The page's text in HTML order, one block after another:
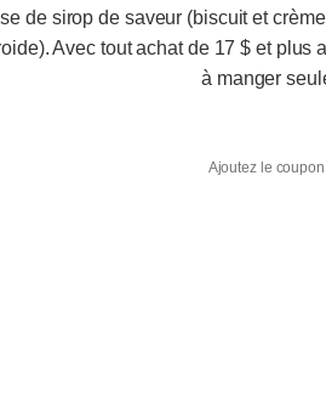
de sirop de saveur (biscuit et
Avec tout achat de 17 $ et plus
à manger
Ajoutez le